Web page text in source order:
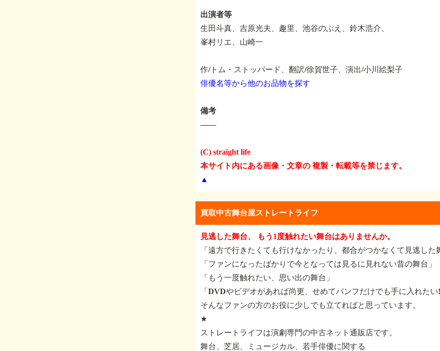
出演者等
生田斗真、吉原光夫、趣里、池谷のぶえ、鈴木浩介、
峯村リエ、山崎一
作/トム・ストッパード、翻訳/徐賀世子、演出/小川絵梨子
俳優名等から他のお品物を探す
備考
――
(C) straight life
本サイト内にある画像・文章の 複製・転載等を禁じます。
▲
買取中古舞台屋ストレートライフ
見逃した舞台、 もう1度触れたい舞台はありませんか。
「遠方で行きたくても行けなかったり、都合がつかなくて見逃した
「ファンになったばかりで今となっては見るに見れない昔の舞台」
「もう一度触れたい、思い出の舞台」
「DVDやビデオがあれば尚更、せめてパンフだけでも手に入れたい!
そんなファンの方のお役に少しでも立てればと思っています。
★
ストレートライフは演劇専門の中古ネット通販店です。
舞台、芝居、ミュージカル、若手俳優に関する